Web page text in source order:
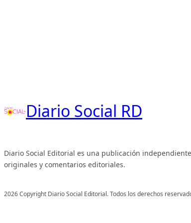
Diario Social RD
Diario Social Editorial es una publicación
originales y comentarios editoriales.
2026 Copyright Diario Social Editorial. Todos los derechos